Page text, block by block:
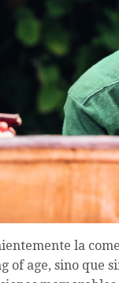
la
of age, sino